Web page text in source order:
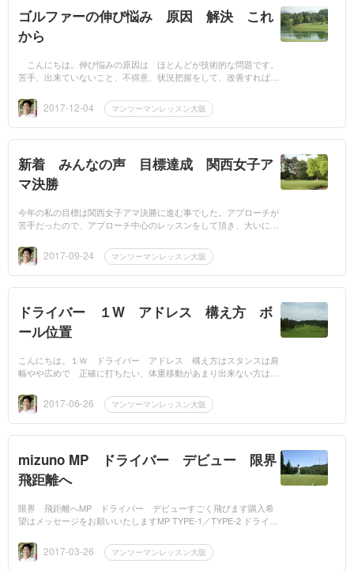
ゴルファーの伸び悩み 原因 解決 これ
から
こんにちは。伸び悩みの原因は ほとんどが技術的な問題です。
苦手、出来ていないこと、不得意、状況把握をして、改善すれば、
2017-12-04 マンツーマンレッスン大阪
新着 みんなの声 目標達成 関西女子ア
マ決勝
今年の私の目標は関西女子アマ決勝に進む事でした。アプローチが
苦手だったので、アプローチ中心のレッスンをして頂き、大いに競
も随分と伸...2017-09-24 マンツーマンレッスン大阪
ドライバー １W アドレス 構え方 ボ
ール位置
こんにちは。１Ｗ ドライバー アドレス 構え方はスタンスは肩
幅やや広めで 正確に打ちたい、体重移動があまり出来ない方はス
2017-06-26 マンツーマンレッスン大阪
mizuno MP ドライバー デビュー 限界
飛距離へ
限界 飛距離へMP ドライバー デビューすごく飛びます購入希
望はメッセージをお願いいたしますMP TYPE-1／TYPE-2 ドライバ
1／TYPE-2...2017-03-26 マンツーマンレッスン大阪